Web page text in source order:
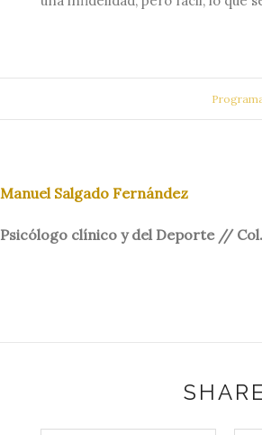
Manuel Salgado Fernández
Psicólogo clínico y del Deporte //